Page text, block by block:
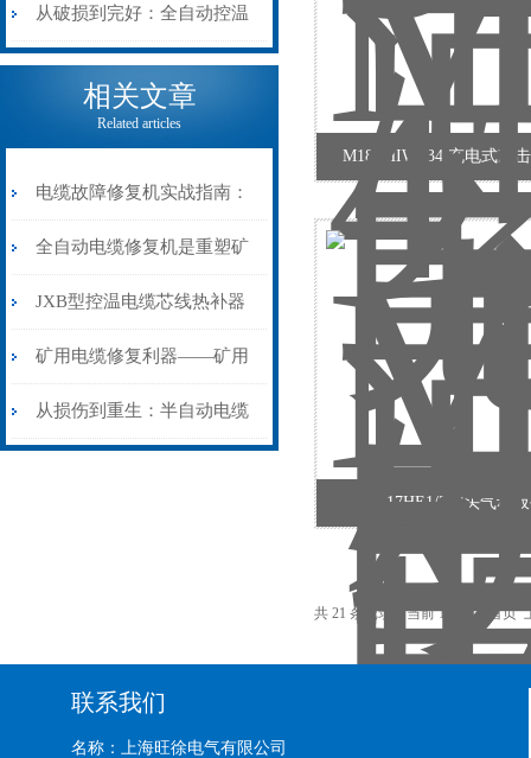
机械密码
从入门到精通
从破损到完好：全自动控温
电缆热补机的核心价值
相关文章
Related articles
电缆故障修复机实战指南：
从“盲测”到“精确定点”的三
步作业法
全自动电缆修复机是重塑矿
山电力动脉的“智能外科医
生”
JXB型控温电缆芯线热补器
安装与接线：精准修复的工
艺基石
矿用电缆修复利器——矿用
电缆热补机智能控温，安全
从损伤到重生：半自动电缆
M18CHIWF34 充电式冲
MI-17HE1/2方头气动
共 21 条记录，当前 1 / 2 页 首页
联系我们
名称：上海旺徐电气有限公司